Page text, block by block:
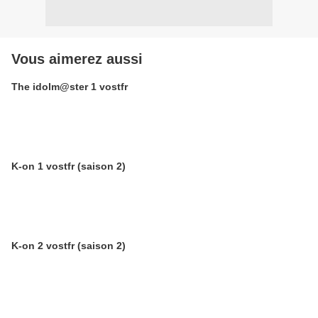
Vous aimerez aussi
The idolm@ster 1 vostfr
K-on 1 vostfr (saison 2)
K-on 2 vostfr (saison 2)